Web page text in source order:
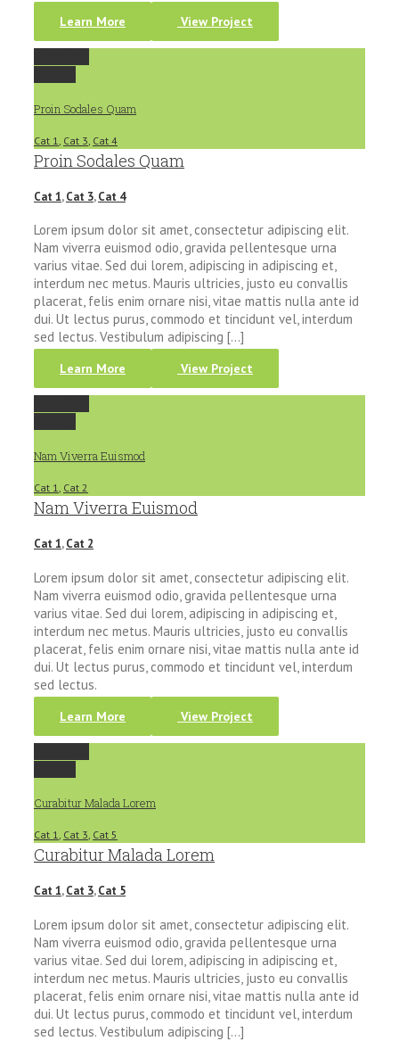
Learn More View Project
Proin Sodales Quam
Cat 1 Cat 3 Cat 4
Proin Sodales Quam
Cat 1,Cat 3,Cat 4
Lorem ipsum dolor sit amet, consectetur adipiscing elit.
Nam viverra euismod odio, gravida pellentesque urna
varius vitae. Sed dui lorem, adipiscing in adipiscing et,
interdum nec metus. Mauris ultricies, justo eu convallis
placerat, felis enim ornare nisi, vitae mattis nulla ante id
dui. Ut lectus purus, commodo et tincidunt vel, interdum
sed lectus. Vestibulum adipiscing [...]
Learn More View Project
Nam Viverra Euismod
Cat 1 Cat 2
Nam Viverra Euismod
Cat 1,Cat 2
Lorem ipsum dolor sit amet, consectetur adipiscing elit.
Nam viverra euismod odio, gravida pellentesque urna
varius vitae. Sed dui lorem, adipiscing in adipiscing et,
interdum nec metus. Mauris ultricies, justo eu convallis
placerat, felis enim ornare nisi, vitae mattis nulla ante id
dui. Ut lectus purus, commodo et tincidunt vel, interdum
sed lectus.
Learn More View Project
Curabitur Malada Lorem
Cat 1, Cat 3, Cat 5
Curabitur Malada Lorem
Cat 1,Cat 3,Cat 5
Lorem ipsum dolor sit amet, consectetur adipiscing elit.
Nam viverra euismod odio, gravida pellentesque urna
varius vitae. Sed dui lorem, adipiscing in adipiscing et,
interdum nec metus. Mauris ultricies, justo eu convallis
placerat, felis enim ornare nisi, vitae mattis nulla ante id
dui. Ut lectus purus, commodo et tincidunt vel, interdum
sed lectus. Vestibulum adipiscing [...]